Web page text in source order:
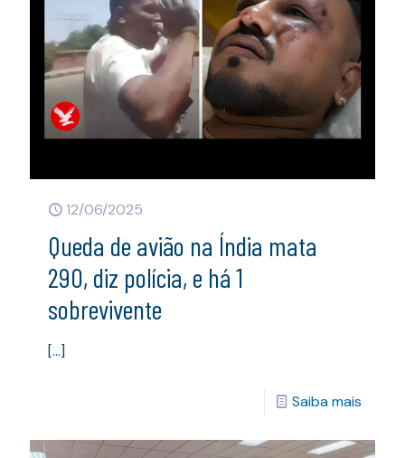
12/06/2025
Queda de avião na Índia mata
290, diz polícia, e há 1
sobrevivente
[…]
Saiba mais